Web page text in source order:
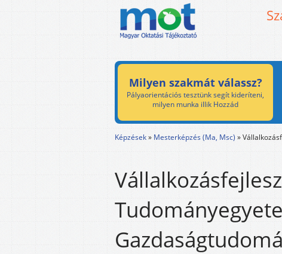
Milyen szakmát válassz?
Pályaorientációs tesztünk segít kideríteni,
milyen munka illik Hozzád
Képzések» Mesterképzés (Ma, Msc) »